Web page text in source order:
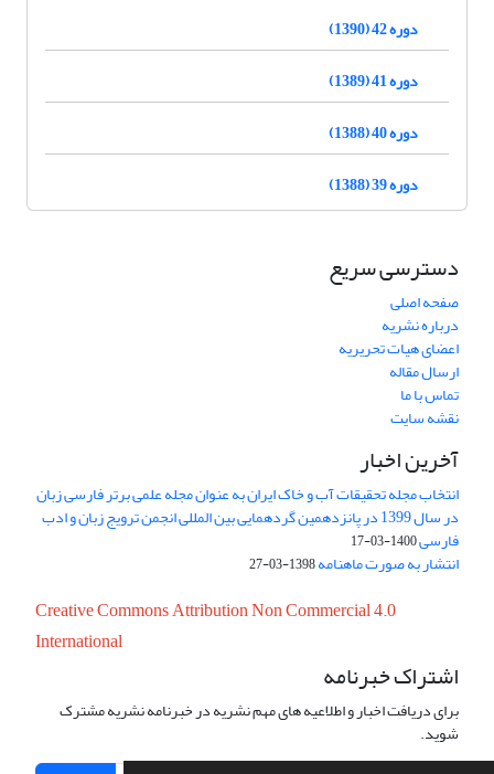
دوره 42 (1390)
دوره 41 (1389)
دوره 40 (1388)
دوره 39 (1388)
دسترسی سریع
صفحه اصلی
درباره نشریه
اعضای هیات تحریریه
ارسال مقاله
تماس با ما
نقشه سایت
آخرین اخبار
انتخاب مجله تحقیقات آب و خاک ایران به عنوان مجله علمی برتر فارسی زبان
در سال 1399 در پانزدهمین گردهمایی بین المللی انجمن ترویج زبان و ادب
فارسی1400-03-17
انتشار به صورت ماهنامه1398-03-27
Creative Commons Attribution Non Commercial 4.0
International
اشتراک خبرنامه
برای دریافت اخبار و اطلاعیه های مهم نشریه در خبرنامه نشریه مشترک
شوید.